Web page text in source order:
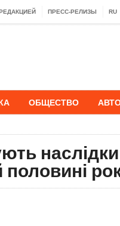
ПРЕСС-РЕЛИЗЫ RU
ОБЩЕСТВО
половині